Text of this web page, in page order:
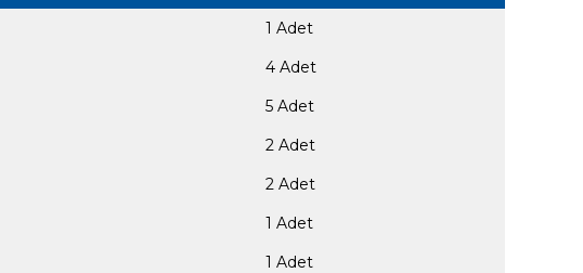
1 Adet
4 Adet
5 Adet
2 Adet
2 Adet
1 Adet
1 Adet